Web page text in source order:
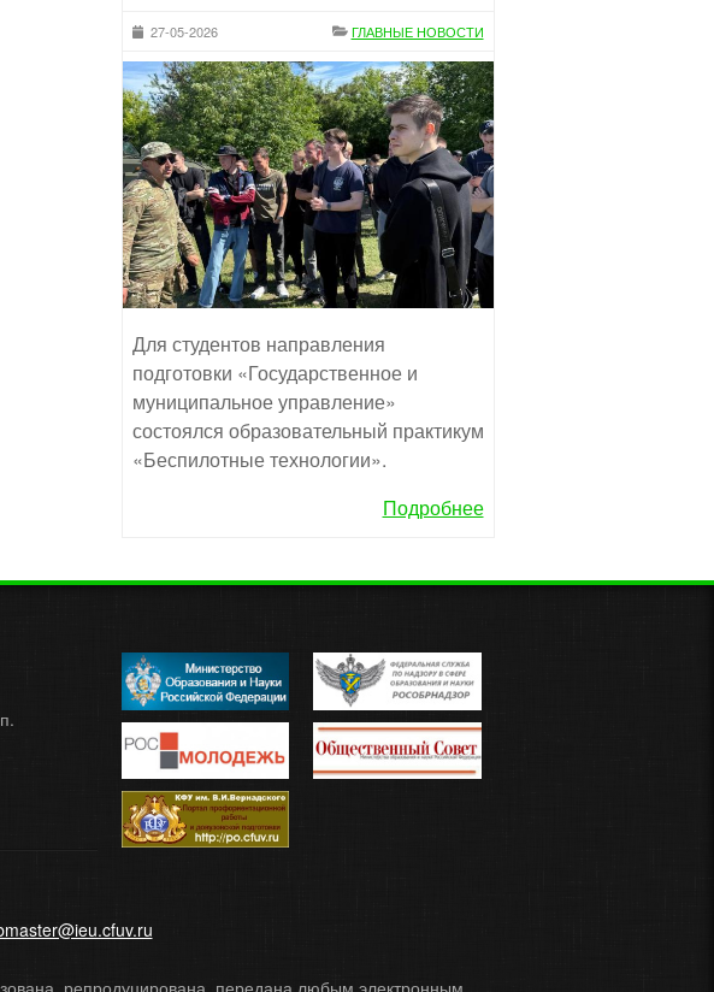
27-05-2026 ГЛАВНЫЕ НОВОСТИ
Для студентов направления
подготовки «Государственное и
муниципальное управление»
состоялся образовательный практикум
«Беспилотные технологии».
Подробнее
репродуцирована, передана любым электронным,